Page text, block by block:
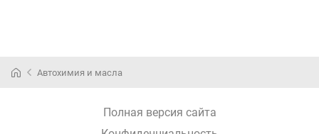
Автохимия и масла
Полная версия сайта